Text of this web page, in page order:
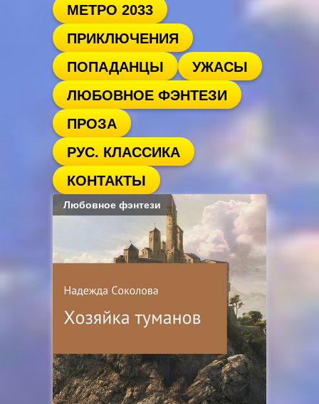
МЕТРО 2033
ПРИКЛЮЧЕНИЯ
ПОПАДАНЦЫ
УЖАСЫ
ЛЮБОВНОЕ ФЭНТЕЗИ
ПРОЗА
РУС. КЛАССИКА
КОНТАКТЫ
Любовное фэнтези